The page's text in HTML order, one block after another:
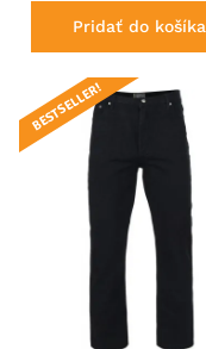
Pridať do košíka
BESTSELLER!